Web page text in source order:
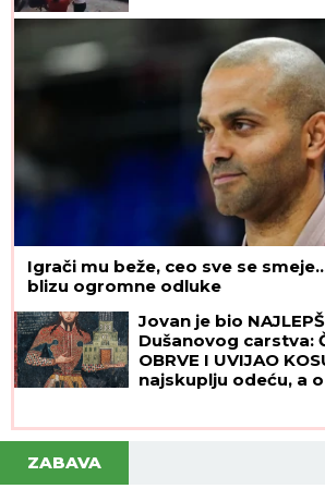
Igrači mu beže, ceo sve se
blizu ogromne odluke
Jovan je bio
Dušanovog carstva:
OBRVE I UVIJAO
najskuplju odeću, a
ZABAVA